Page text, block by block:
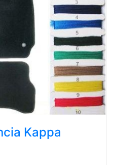
Kappa